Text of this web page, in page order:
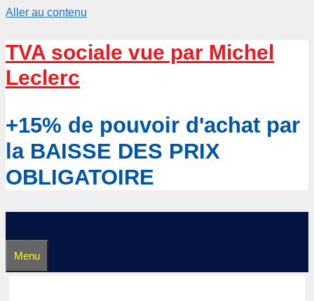
Aller au contenu
TVA sociale vue par Michel
Leclerc
+15% de pouvoir d'achat par
la BAISSE DES PRIX
OBLIGATOIRE
Menu